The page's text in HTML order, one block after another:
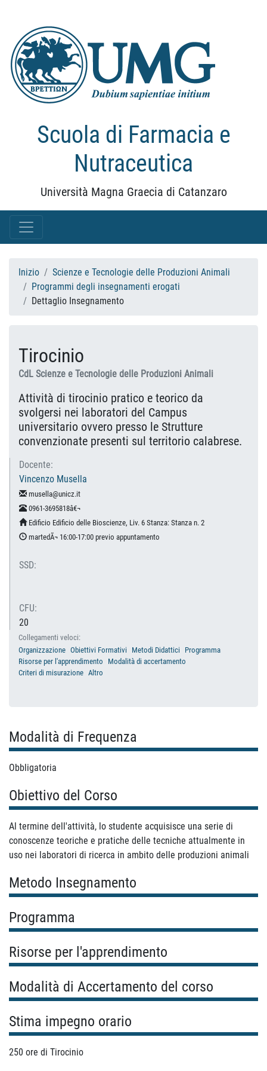
Scuola di Farmacia e
Nutraceutica
Università Magna Graecia di Catanzaro
Inizio
Scienze e Tecnologie delle Produzioni Animali
Programmi degli insegnamenti erogati
Dettaglio Insegnamento
Tirocinio
CdL Scienze e Tecnologie delle Produzioni Animali
Attività di tirocinio pratico e teorico da
svolgersi nei laboratori del Campus
universitario ovvero presso le Strutture
convenzionate presenti sul territorio calabrese.
Docente:
Vincenzo Musella
musella@unicz.it
0961-3695818â€¬
Edificio Edificio delle Bioscienze, Liv. 6 Stanza: Stanza n. 2
martedÃ¬ 16:00-17:00 previo appuntamento
SSD:
CFU:
20
Collegamenti veloci:
Organizzazione Obiettivi Formativi Metodi Didattici
Programma
Risorse per l'apprendimento
Modalità di accertamento
Criteri di misurazione Altro
Modalità di Frequenza
Obbligatoria
Obiettivo del Corso
Al termine dell'attività, lo studente acquisisce una serie di
conoscenze teoriche e pratiche delle tecniche attualmente in
uso nei laboratori di ricerca in ambito delle produzioni animali
Metodo Insegnamento
Programma
Risorse per l'apprendimento
Modalità di Accertamento del corso
Stima impegno orario
250 ore di Tirocinio